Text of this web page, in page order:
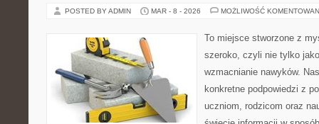
POSTED BY ADMIN MAR - 8 - 2026 MOŻLIWOŚĆ
To miejsce stworzone z
szeroko, czyli nie tylko
wzmacnianie nawyków.
konkretne podpowiedzi z
uczniom, rodzicom oraz